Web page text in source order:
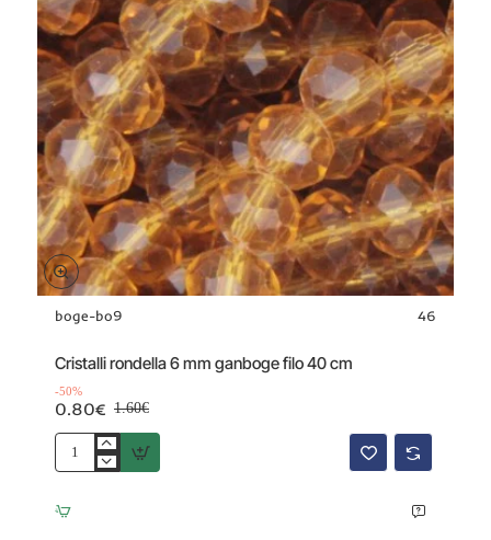
Offerta -50%
boge-bo9 46
Cristalli rondella 6 mm ganboge filo 40 cm
-50%
0.80€ 1.60€
Cristalli
6
mm